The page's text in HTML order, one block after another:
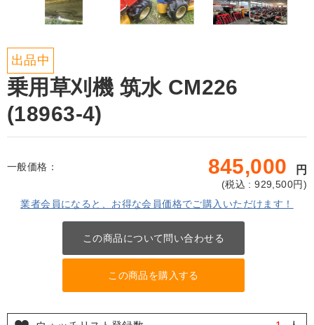
出品中
乗用草刈機 筑水 CM226
(18963-4)
一般価格： 845,000 円
(税込 : 929,500円)
業者会員になると、お得な会員価格でご購入いただけます！
この商品について問い合わせる
この商品を購入する